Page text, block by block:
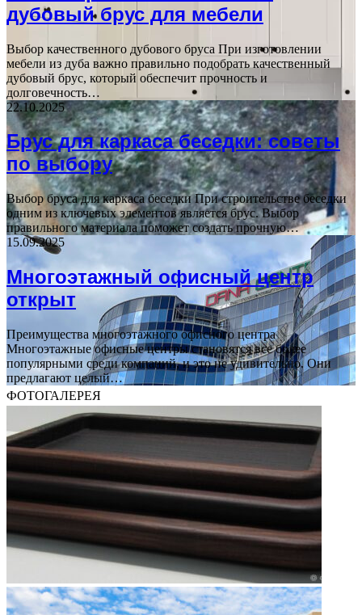
дубовый брус для мебели
Выбор качественного дубового бруса При изготовлении
мебели из дуба важно правильно подобрать качественный
дубовый брус, который обеспечит прочность и
долговечность…
22.10.2025
Брус для каркаса беседки: советы
по выбору
Выбор бруса для каркаса беседки При строительстве беседки
одним из ключевых элементов является брус. Выбор
правильного материала поможет создать прочную…
15.09.2025
Многоэтажный офисный центр
открыт
Преимущества многоэтажного офисного центра
Многоэтажные офисные центры становятся все более
популярными среди компаний, и это не удивительно. Они
предлагают целый…
ФОТОГАЛЕРЕЯ